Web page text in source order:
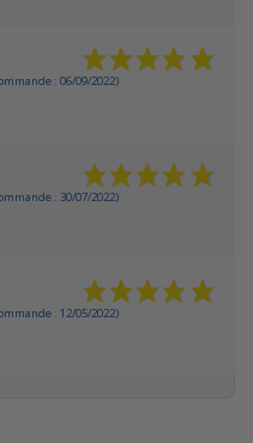
: 06/09/2022)
: 30/07/2022)
: 12/05/2022)